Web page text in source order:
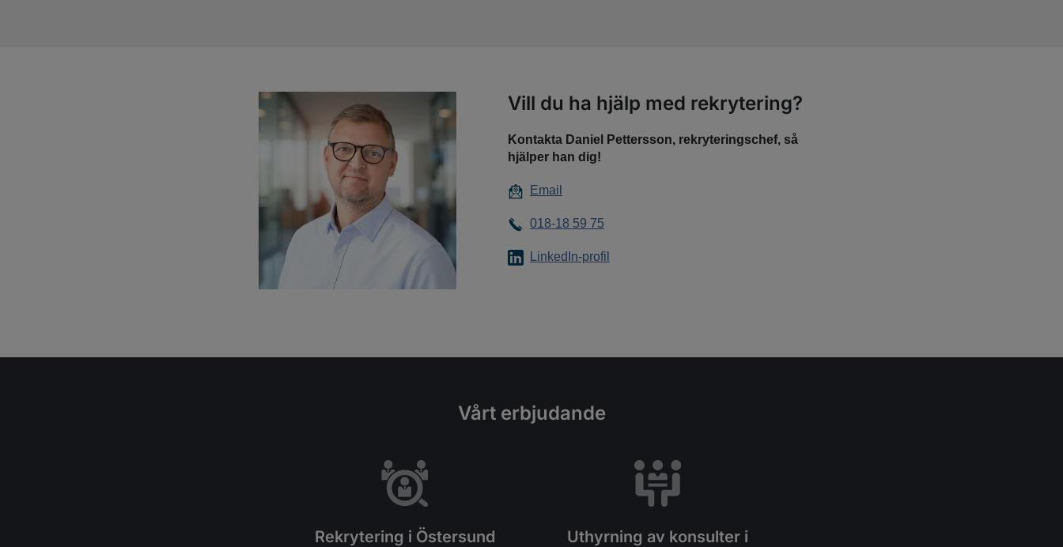
Vill du ha hjälp med rekrytering?
Kontakta Daniel Pettersson, rekryteringschef, så
hjälper han dig!
Email
018-18 59 75
LinkedIn-profil
Vårt erbjudande
Rekrytering i Östersund
Uthyrning av konsulter i